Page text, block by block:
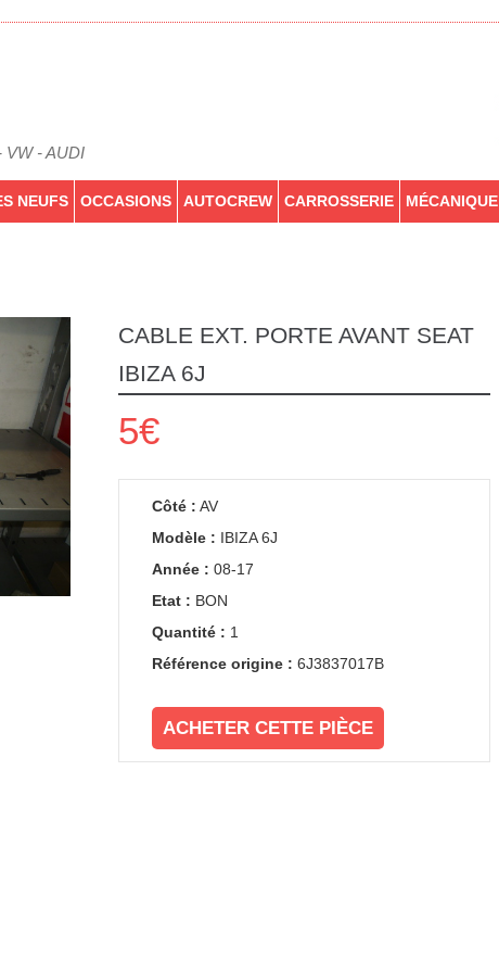
VW - AUDI
NEUFS OCCASIONS AUTOCREW CARROSSERIE MÉCANIQUE
CABLE EXT. PORTE AVANT SEAT
IBIZA 6J
5€
Côté : AV
Modèle : IBIZA 6J
Année : 08-17
Etat : BON
Quantité : 1
Référence origine : 6J3837017B
ACHETER CETTE PIÈCE